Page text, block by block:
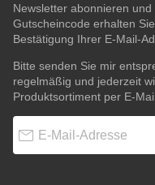
Newsletter abonnieren und
Gutscheincode erhalten
Bestätigung Ihrer E-Mail-
Bitte senden Sie mir
regelmäßig und jederzeit
Produktsortiment per E-